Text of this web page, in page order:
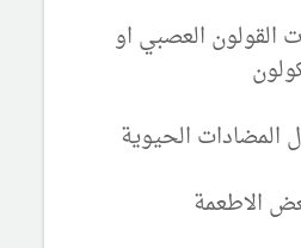
القولون العصبي او
المضادات الحيوية
الاطعمة